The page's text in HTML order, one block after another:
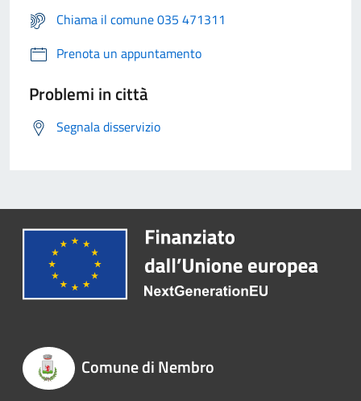
Chiama il comune 035 471311
Prenota un appuntamento
Problemi in città
Segnala disservizio
Comune di Nembro